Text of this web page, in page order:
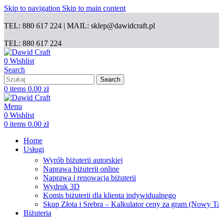
Skip to navigation Skip to main content
TEL: 880 617 224 | MAIL: sklep@dawidcraft.pl
TEL: 880 617 224
0 Wishlist
Search
Search
0 items 0.00 zł
Menu
0 Wishlist
0 items 0.00 zł
Home
Usługi
Wyrób biżuterii autorskiej
Naprawa biżuterii online
Naprawa i renowacja biżuterii
Wydruk 3D
Komis biżuterii dla klienta indywidualnego
Skup Złota i Srebra – Kalkulator ceny za gram (Nowy
Biżuteria